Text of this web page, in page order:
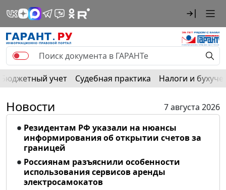
Бюджетный учет Судебная практика Налоги и
Новости
7 августа 2026
Резидентам РФ указали на нюансы
информирования об открытии счетов за
границей
Россиянам разъяснили особенности
использования сервисов аренды
электросамокатов